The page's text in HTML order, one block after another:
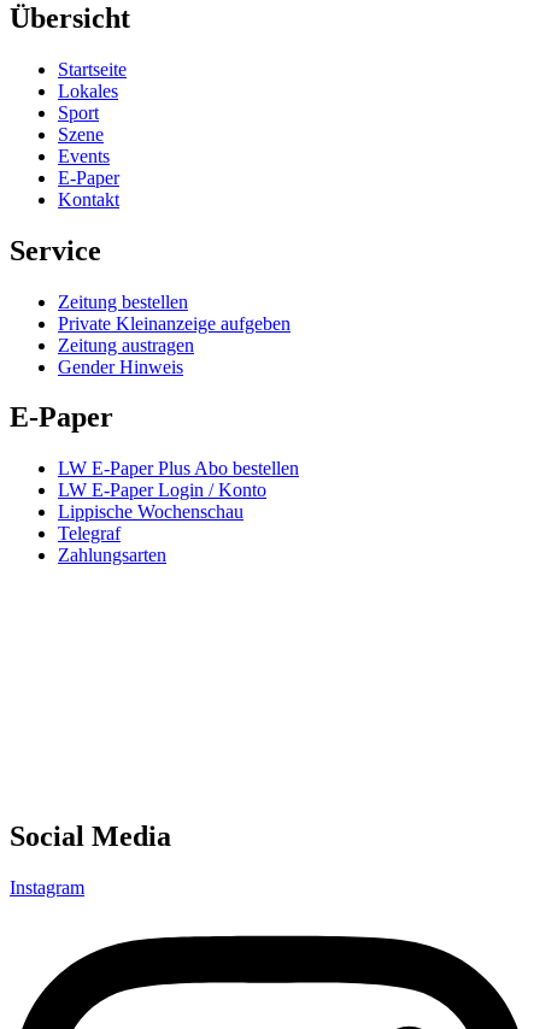
Übersicht
Startseite
Lokales
Sport
Szene
Events
E-Paper
Kontakt
Service
Zeitung bestellen
Private Kleinanzeige aufgeben
Zeitung austragen
Gender Hinweis
E-Paper
LW E-Paper Plus Abo bestellen
LW E-Paper Login / Konto
Lippische Wochenschau
Telegraf
Zahlungsarten
Social Media
Instagram